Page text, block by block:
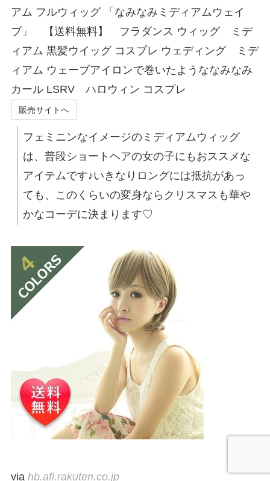
アム フルウィッグ 「なみなみミディアムウェイ
ブ」 【送料無料】 フラダンス ウィッグ ミデ
ィアム 黒髪ウイッグ コスプレ ウェディング ミデ
ィアム ウェーブアイロンで巻いたようななみなみ
カール LSRV ハロウィン コスプレ
販売サイトへ
フェミニンなイメージのミディアムウィッグ
は、普段ショートヘアの女の子にもおススメな
アイテムです♪いきなりロングには抵抗があっ
ても、このくらいの変身ならクリスマスも華や
かなコーデに決まります♡
via hb.afl.rakuten.co.jp